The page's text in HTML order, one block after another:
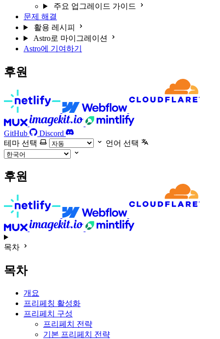
주요 업그레이드 가이드
문제 해결
활용 레시피
Astro로 마이그레이션
Astro에 기여하기
후원
GitHub
Discord
테마 선택
언어 선택
후원
목차
목차
개요
프리페칭 활성화
프리페치 구성
프리페치 전략
기본 프리페치 전략